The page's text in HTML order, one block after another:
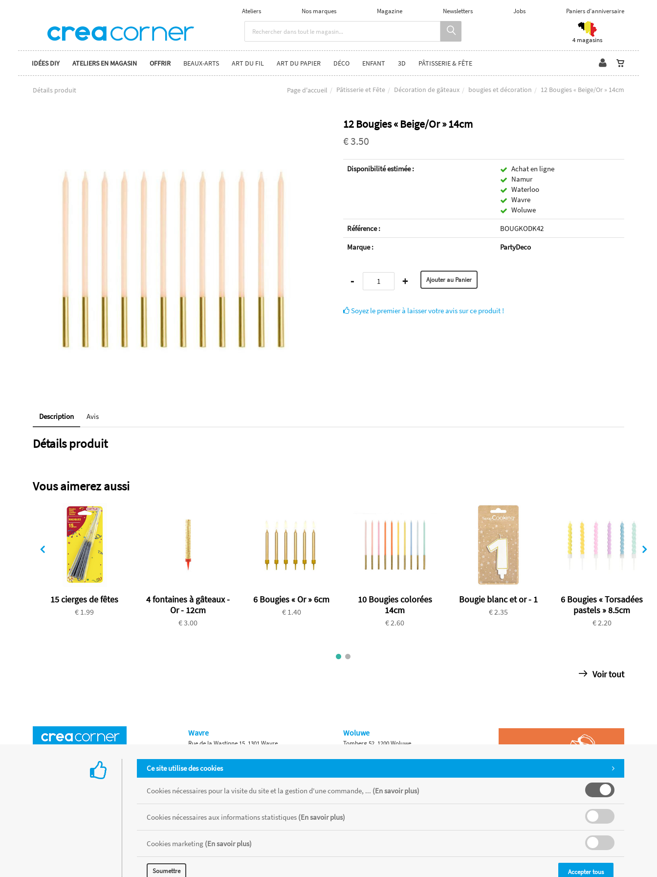
Ateliers Nos marques Magazine Newsletters Jobs Paniers d'anniversaire
4 magasins
IDÉES DIY ATELIERS EN MAGASIN OFFRIR BEAUX-ARTS ART DU FIL ART DU PAPIER DÉCO ENFANT 3D PÂTISSERIE & FÊTE
Détails produit Page d'accueil Pâtisserie et Fête Décoration de gâteaux bougies et décoration 12 Bougies « Beige/Or » 14cm
12 Bougies « Beige/Or » 14cm
€ 3.50
Disponibilité estimée :
Achat en ligne
Namur
Waterloo
Wavre
Woluwe
Référence :
BOUGKODK42
Marque :
PartyDeco
- +
Soyez le premier à laisser votre avis sur ce produit !
Description Avis
Détails produit
Vous aimerez aussi
15 cierges de fêtes
€ 1.99
4 fontaines à gâteaux -
Or - 12cm
€ 3.00
6 Bougies « Or » 6cm
€ 1.40
10 Bougies colorées
14cm
€ 2.60
Bougie blanc et or - 1
€ 2.35
6 Bougies « Torsadées
pastels » 8.5cm
€ 2.20
Voir tout
Ce site utilise des cookies
Cookies nécessaires pour la visite du site et la gestion d'une commande, ... (En savoir plus)
Cookies nécessaires aux informations statistiques (En savoir plus)
Cookies marketing (En savoir plus)
Soumettre Accepter tous
Wavre
Rue de la Wastinne 15, 1301 Wavre
Waterloo
Chaussée de Bruxelles 315, 1410 Waterloo
Woluwe
Tomberg 52, 1200 Woluwe
Namur
Tous les produits sont vendus dans la limite des stocks disponibles de chaque magasin, toutes taxes comprises.